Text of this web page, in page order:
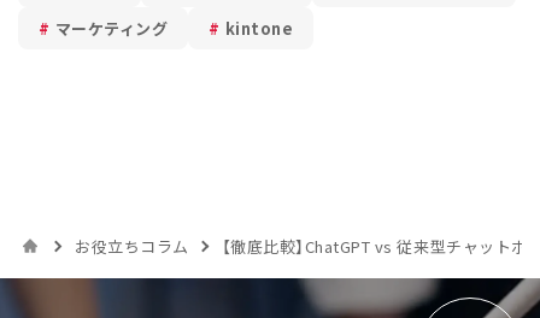
マーケティング
kintone
お役立ちコラム 【徹底比較】ChatGPT vs 従来型チャット